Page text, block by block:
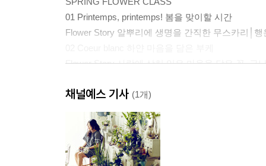
01 Printemps, printemps! 봄을 맞이할 시간
Flower Story 알뿌리에 생명을 간직한 무스카리│
Flower Story 사랑에 상처 입은 마음을 닮은 꽃, 금
Flower Story 꽃에게도 저마다의 삶이 있다
04 Petit bouquet 꼬마 부케
05 Bonjour, printemps 안녕, 봄!
06 Jardin de la table 테이블 위의 작은 정원
채널예스 기사 (1개)